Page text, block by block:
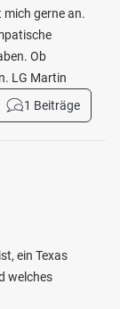
gerne an.
Ob
LG Martin
1 Beiträge
ein Texas
welches